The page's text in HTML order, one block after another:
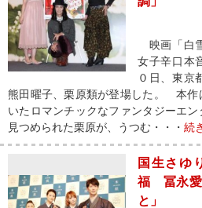
映画「白
女子辛口本
０日、東京
熊田曜子、栗原類が登場した。 本作
いたロマンチックなファンタジーエ
見つめられた栗原が、うつむ・・・ 続
国生さゆ
福 冨永愛
と」